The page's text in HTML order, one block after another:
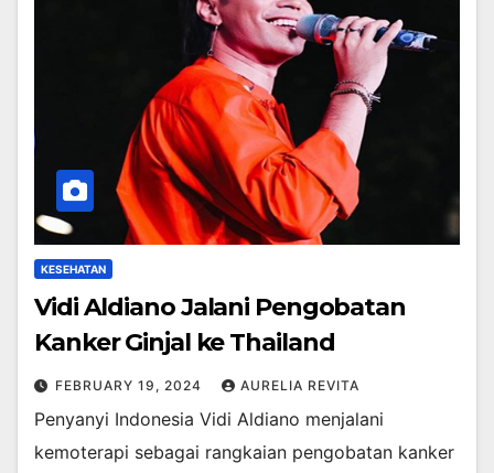
KESEHATAN
Vidi Aldiano Jalani Pengobatan
Kanker Ginjal ke Thailand
FEBRUARY 19, 2024 AURELIA REVITA
Penyanyi Indonesia Vidi Aldiano menjalani
kemoterapi sebagai rangkaian pengobatan kanker